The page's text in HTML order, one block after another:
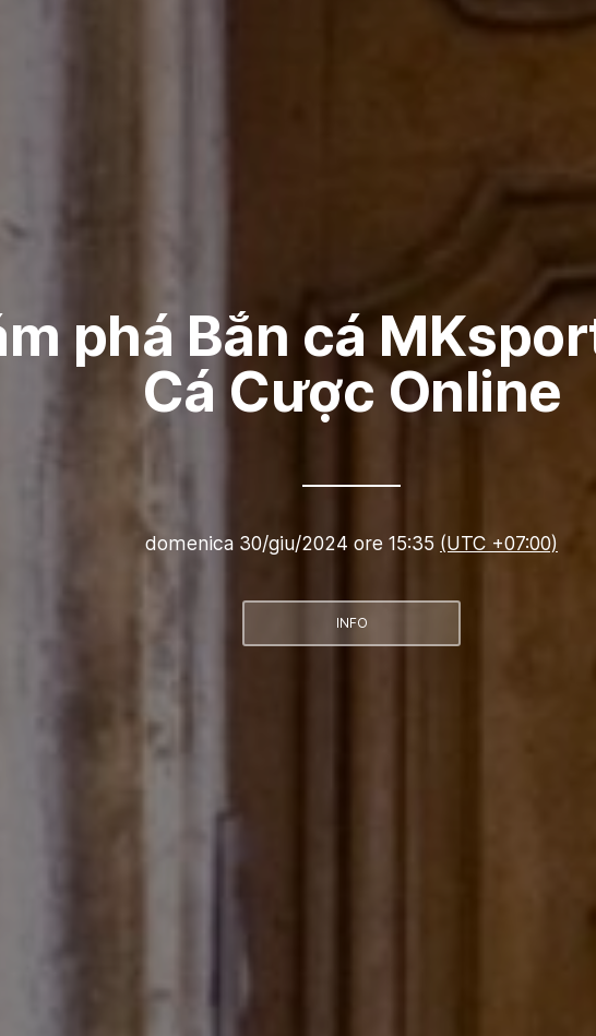
phá Bắn cá
Cá Cược Online
domenica 30/giu/2024 ore 15:35 (UTC +07:00)
INFO